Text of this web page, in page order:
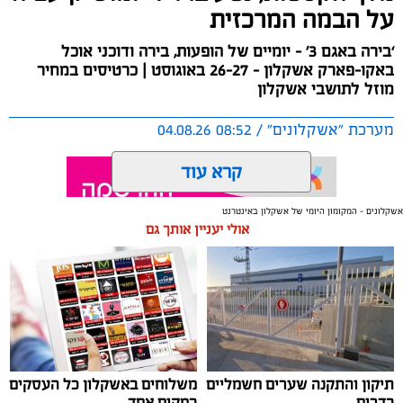
המלחמה ואי הוודאות, בוצעו עדכונים מינוריים בתעריפי
העגינה. עוד הודגש כי גם לאחר העדכון תמשיך מרינת
אשקלון להיות המרינה בעלת דמי העגינה ההוגנים בישראל,
כשההכנסות ישמשו להשקעה חוזרת במרינה, בשיפור
התשתיות ובהרחבת השירותים לרווחת בעלי כלי השייט.
על הבמה המרכזית
‘בירה באגם 3’ - יומיים של הופעות, בירה ודוכני אוכל
באקו-פארק אשקלון - 26-27 באוגוסט | כרטיסים במחיר
מוזל לתושבי אשקלון
מערכת "אשקלונים" / 08:52 04.08.26
תגים:אשקלון, אקו פארק פסטיבל באגם
עיריית אשקלון תקיים בסוף חודש אוגוסט את פסטיבל ‘בירה
באגם׳ 3, אירוע המוזיקה והפנאי המרכזי של הקיץ, שיתקיים
בימים רביעי וחמישי, 26-27 באוגוסט 2026, באקו-פארק
אשקלון.
קרא עוד
אשקלונים - המקומון היומי של אשקלון באינטרנט
אולי יעניין אותך גם
תיקון והתקנה שערים חשמליים משלוחים באשקלון כל העסקים